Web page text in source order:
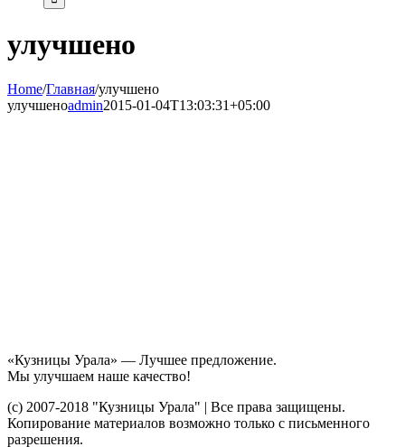
улучшено
Home/Главная/улучшено
улучшеноadmin2015-01-04T13:03:31+05:00
«Кузницы Урала» — Лучшее предложение.
Мы улучшаем наше качество!
(c) 2007-2018 "Кузницы Урала" | Все права защищены.
Копирование материалов возможно только с письменного
разрешения.